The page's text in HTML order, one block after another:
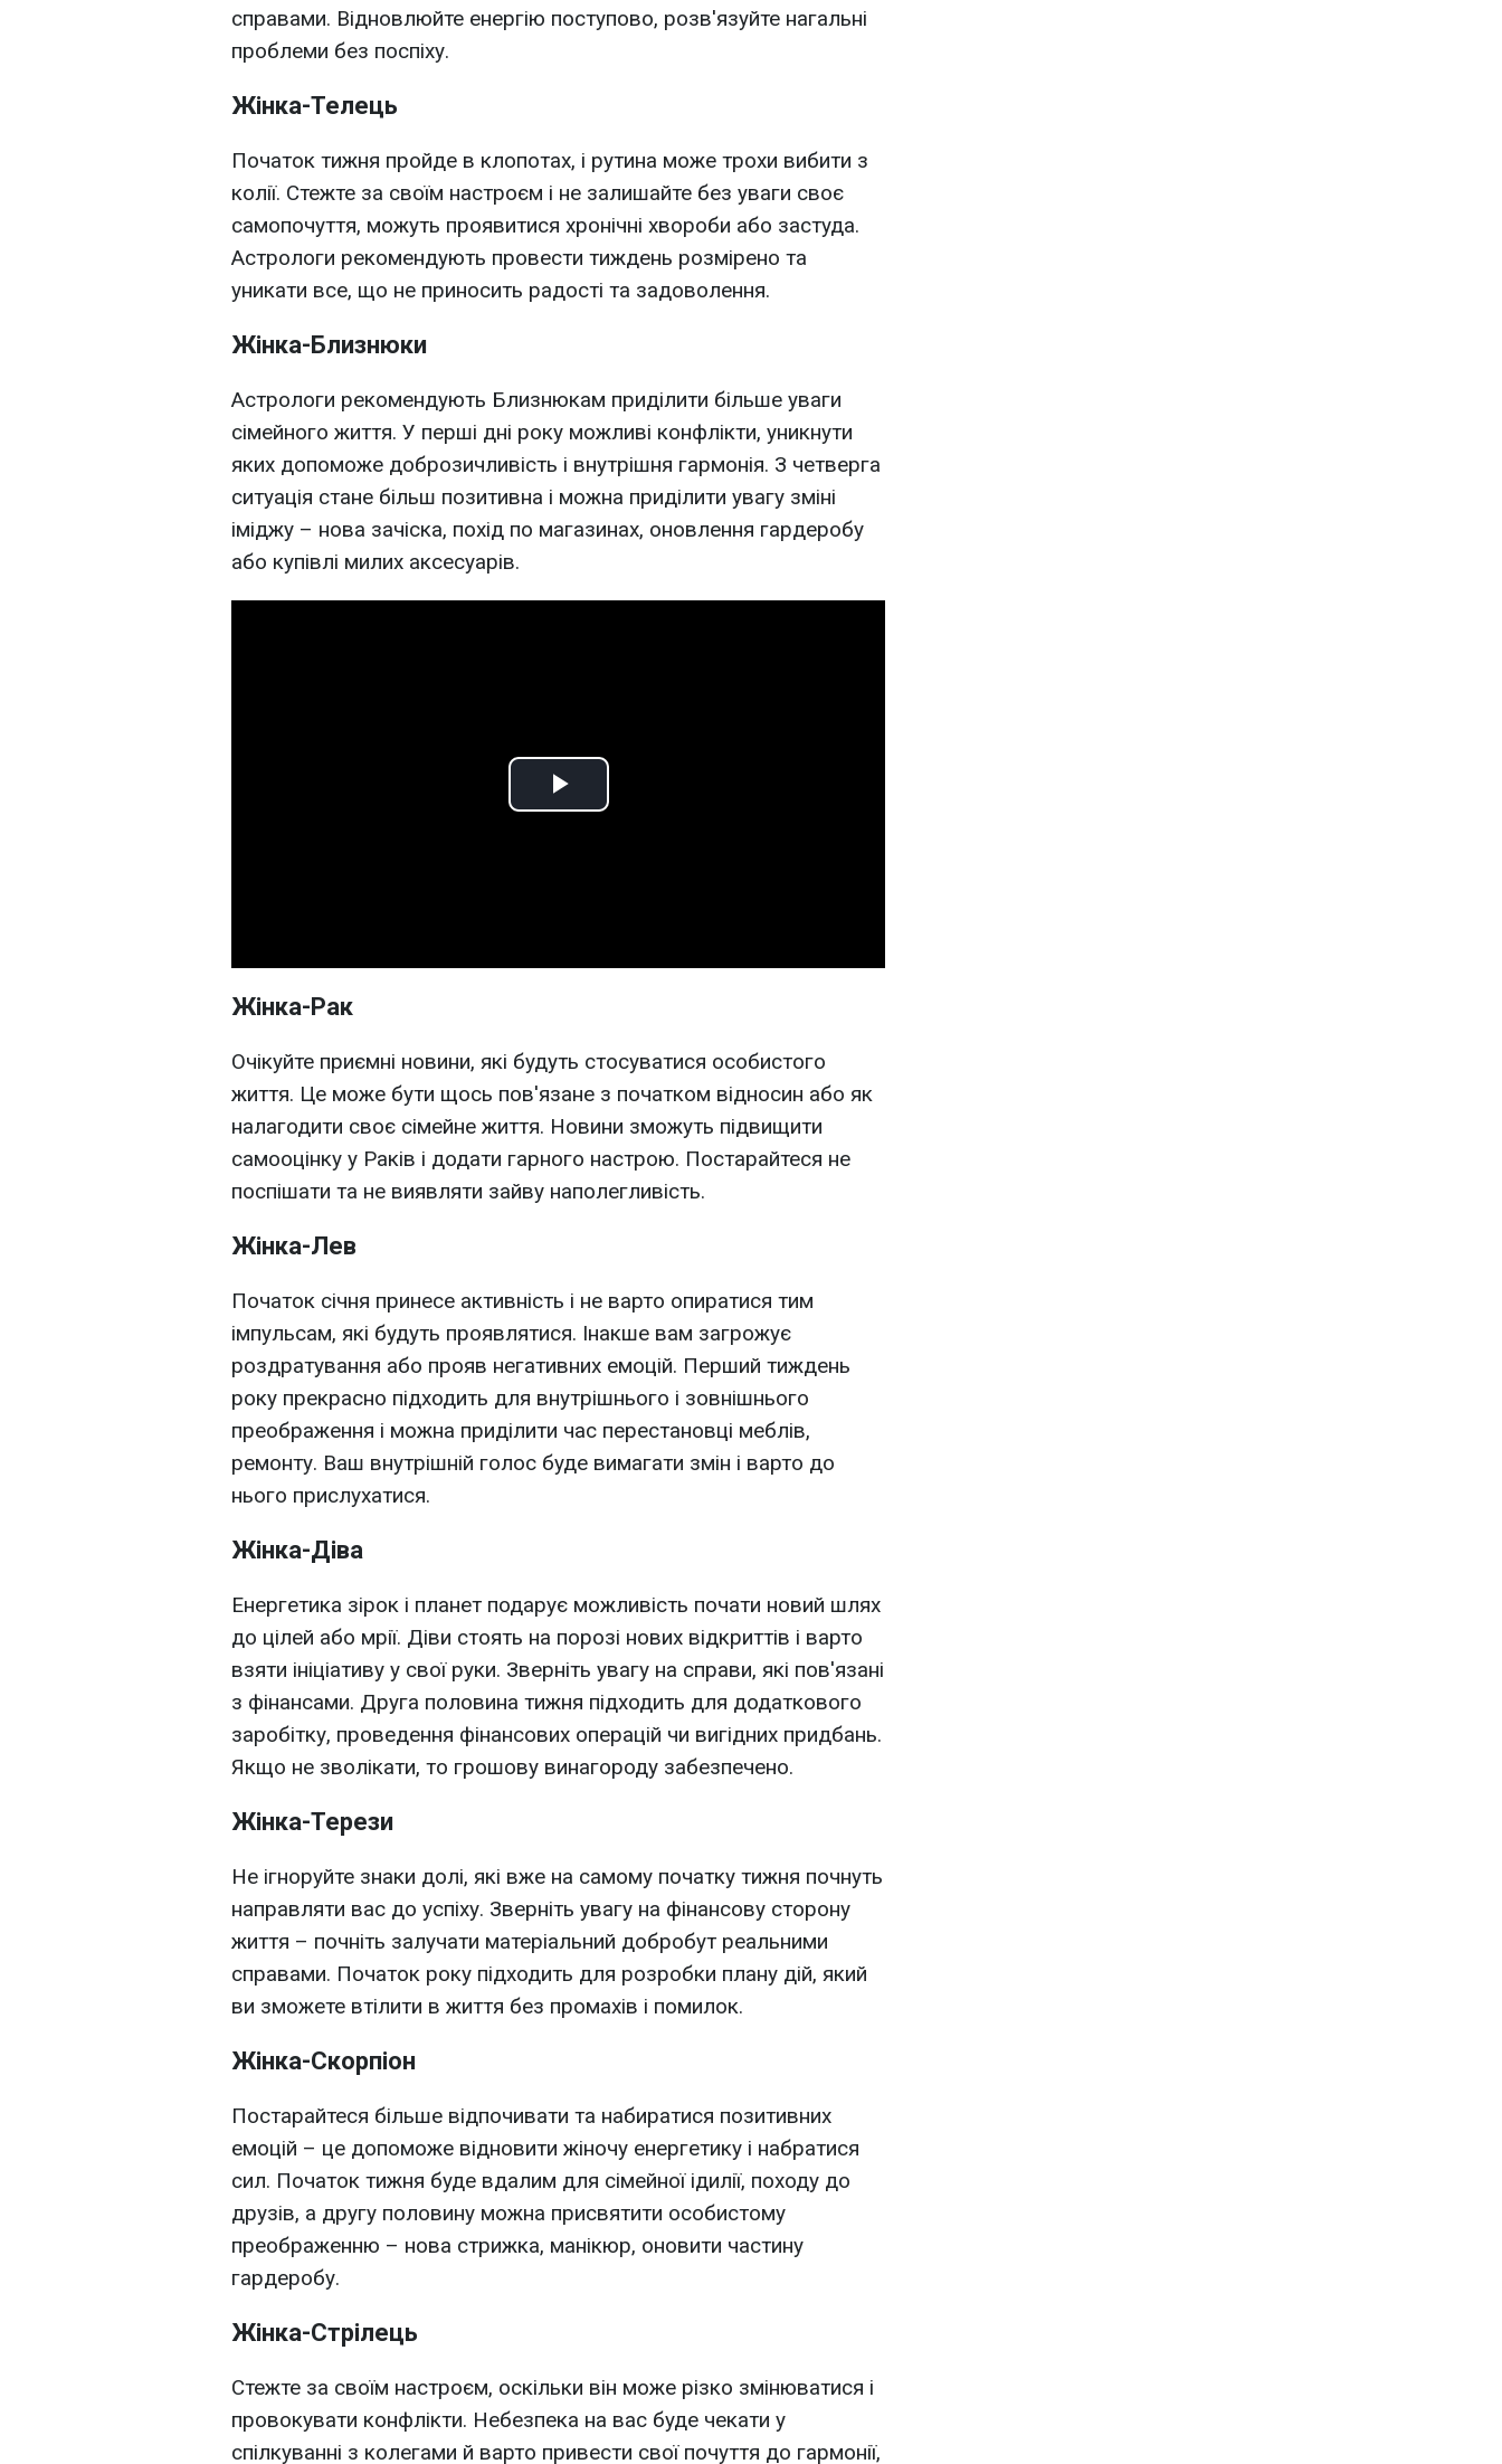
справами. Відновлюйте енергію поступово, розв'язуйте нагальні
проблеми без поспіху.
Жінка-Телець
Початок тижня пройде в клопотах, і рутина може трохи вибити з
колії. Стежте за своїм настроєм і не залишайте без уваги своє
самопочуття, можуть проявитися хронічні хвороби або застуда.
Астрологи рекомендують провести тиждень розмірено та
уникати все, що не приносить радості та задоволення.
Жінка-Близнюки
Астрологи рекомендують Близнюкам приділити більше уваги
сімейного життя. У перші дні року можливі конфлікти, уникнути
яких допоможе доброзичливість і внутрішня гармонія. З четверга
ситуація стане більш позитивна і можна приділити увагу зміні
іміджу – нова зачіска, похід по магазинах, оновлення гардеробу
або купівлі милих аксесуарів.
Play
Жінка-Рак
Очікуйте приємні новини, які будуть стосуватися особистого
життя. Це може бути щось пов'язане з початком відносин або як
налагодити своє сімейне життя. Новини зможуть підвищити
самооцінку у Раків і додати гарного настрою. Постарайтеся не
поспішати та не виявляти зайву наполегливість.
Жінка-Лев
Початок січня принесе активність і не варто опиратися тим
імпульсам, які будуть проявлятися. Інакше вам загрожує
роздратування або прояв негативних емоцій. Перший тиждень
року прекрасно підходить для внутрішнього і зовнішнього
преображення і можна приділити час перестановці меблів,
ремонту. Ваш внутрішній голос буде вимагати змін і варто до
нього прислухатися.
Жінка-Діва
Енергетика зірок і планет подарує можливість почати новий шлях
до цілей або мрії. Діви стоять на порозі нових відкриттів і варто
взяти ініціативу у свої руки. Зверніть увагу на справи, які пов'язані
з фінансами. Друга половина тижня підходить для додаткового
заробітку, проведення фінансових операцій чи вигідних придбань.
Якщо не зволікати, то грошову винагороду забезпечено.
Жінка-Терези
Не ігноруйте знаки долі, які вже на самому початку тижня почнуть
направляти вас до успіху. Зверніть увагу на фінансову сторону
життя – почніть залучати матеріальний добробут реальними
справами. Початок року підходить для розробки плану дій, який
ви зможете втілити в життя без промахів і помилок.
Жінка-Скорпіон
Постарайтеся більше відпочивати та набиратися позитивних
емоцій – це допоможе відновити жіночу енергетику і набратися
сил. Початок тижня буде вдалим для сімейної ідилії, походу до
друзів, а другу половину можна присвятити особистому
преображенню – нова стрижка, манікюр, оновити частину
гардеробу.
Жінка-Стрілець
Стежте за своїм настроєм, оскільки він може різко змінюватися і
провокувати конфлікти. Небезпека на вас буде чекати у
спілкуванні з колегами й варто привести свої почуття до гармонії,